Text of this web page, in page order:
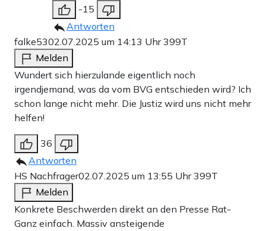
-15
Antworten
falke5302.07.2025 um 14:13 Uhr399T
Melden
Wundert sich hierzulande eigentlich noch
irgendjemand, was da vom BVG entschieden wird? Ich
schon lange nicht mehr. Die Justiz wird uns nicht mehr
helfen!
36
Antworten
HS Nachfrager02.07.2025 um 13:55 Uhr399T
Melden
Konkrete Beschwerden direkt an den Presse Rat-
Ganz einfach. Massiv ansteigende